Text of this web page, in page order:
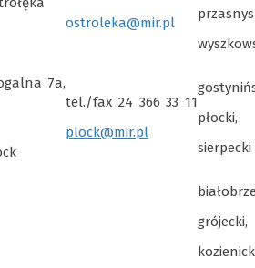
ostroleka@mir.pl
7a,
tel./fax 24 366 33 11
plock@mir.pl
płocki,
sierpecki
grójecki,